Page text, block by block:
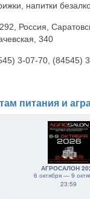
напитки
Россия,
340
3-07-70, (84545)
питания и
АГРОСАЛОН
6 октября — 9
23:59